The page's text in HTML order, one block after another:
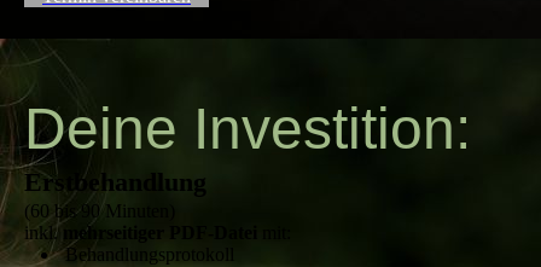
Deine Investition:
Erstbehandlung
(60 bis 90 Minuten)
inkl.
mehrseitiger PDF-Datei
Behandlungsprotokoll